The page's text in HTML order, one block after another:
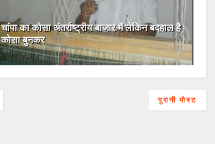
चांपा का कोसा अंतर्राष्ट्रीय बाजार में लेकिन बदहाल है
कोसा बुनकर
पुरानी पोस्ट